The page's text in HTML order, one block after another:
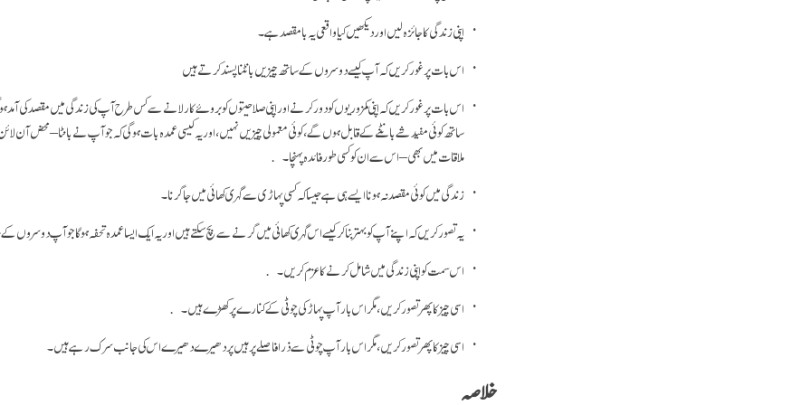
اپنی زندگی کا جا ئزہ لیں اور دیکھیں کیا واقعی یہ با مقصد ہے۔
اس بات پر غور کریں کہ آپ کیسے دوسروں کے ساتھ چیزیں بانٹنا پسند کرتے ہیں
اس بات پر غور کریں کہ اپنی کمزوریوں کو دور کرنے اور اپنی صلاحیتوں کو بروئے کار لانے سے کس طرح آپ کی زندگی میں مقصد کی
ساتھ کوئی مفید شے بانٹنے کے قابل ہوں گے، کوئی معمولی چیزیں نہیں، اور یہ کیسی عمدہ بات ہو گی کہ جو آپ نے بانٹا – محض آن
ملاقات میں بھی – اس سے ان کو کسی طور فائدہ پہنچا۔
زندگی میں کوئی مقصد نہ ہونا ایسے ہی ہے جیسا کہ کسی پہاڑی سے گہری کھائی میں جا گرنا۔
یہ تصور کریں کہ اپنے آپ کو بہتر بنا کر کیسے اس گہری کھائی میں گرنے سے بچ سکتے ہیں اور یہ ایک ایسا عمدہ تحفہ ہو گا جو آپ
اس سمت کو اپنی زندگی میں شامل کرنے کا عزم کریں۔
اسی چیز کا پھر تصور کریں، مگر اس بار آپ پہاڑ کی چوٹی کے کنارے پر کھڑے ہیں۔
اسی چیز کا پھر تصور کریں، مگر اس بار آپ چوٹی سے ذرا فاصلے پر ہیں پر دھیرے دھیرے اس کی جانب سرک رہے ہیں۔
خلاصہ